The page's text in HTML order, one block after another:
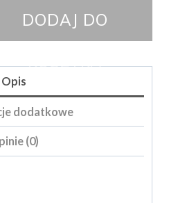
DODAJ DO
KOSZYKA
Opis
dodatkowe
(0)